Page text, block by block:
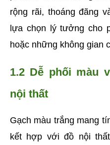
rộng rãi, thoáng đãng
lựa chọn lý tưởng cho
hoặc những không gian
1.2 Dễ phối màu
nội thất
Gạch màu trắng mang
kết hợp với đồ nội